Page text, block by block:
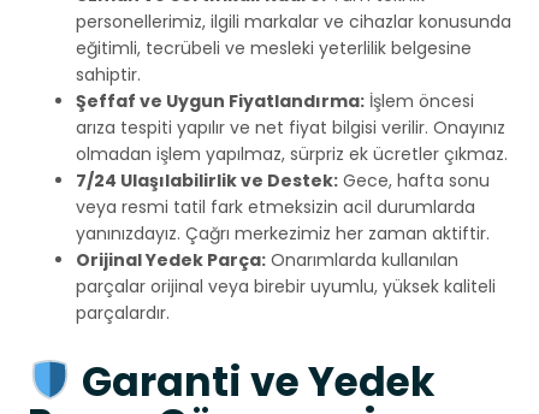
personellerimiz, ilgili markalar ve cihazlar konusunda
eğitimli, tecrübeli ve mesleki yeterlilik belgesine
sahiptir.
Şeffaf ve Uygun Fiyatlandırma: İşlem öncesi
arıza tespiti yapılır ve net fiyat bilgisi verilir. Onayınız
olmadan işlem yapılmaz, sürpriz ek ücretler çıkmaz.
7/24 Ulaşılabilirlik ve Destek: Gece, hafta sonu
veya resmi tatil fark etmeksizin acil durumlarda
yanınızdayız. Çağrı merkezimiz her zaman aktiftir.
Orijinal Yedek Parça: Onarımlarda kullanılan
parçalar orijinal veya birebir uyumlu, yüksek kaliteli
parçalardır.
Garanti ve Yedek